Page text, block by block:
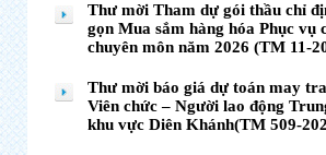
Thư mời Tham dự gói thầu chỉ
gọn Mua sắm hàng hóa Phục vụ
chuyên môn năm 2026 (TM 11-
Thư mời báo giá dự toán may
Viên chức – Người lao động
khu vực Diên Khánh(TM 509-